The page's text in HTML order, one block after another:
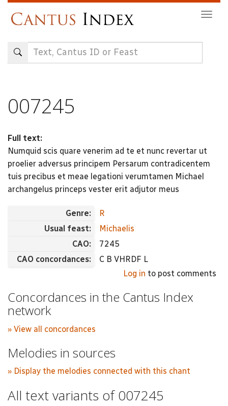
content
007245
Full text:
Numquid scis quare venerim ad te et nunc revertar ut
proelier adversus principem Persarum contradicentem
tuis precibus et meae legationi verumtamen Michael
archangelus princeps vester erit adjutor meus
Genre:
R
Usual feast:
Michaelis
CAO:
7245
CAO concordances:
C B VHRDF L
Log in to post comments
Concordances in the Cantus Index
network
» View all concordances
Melodies in sources
» Display the melodies connected with this chant
All text variants of 007245